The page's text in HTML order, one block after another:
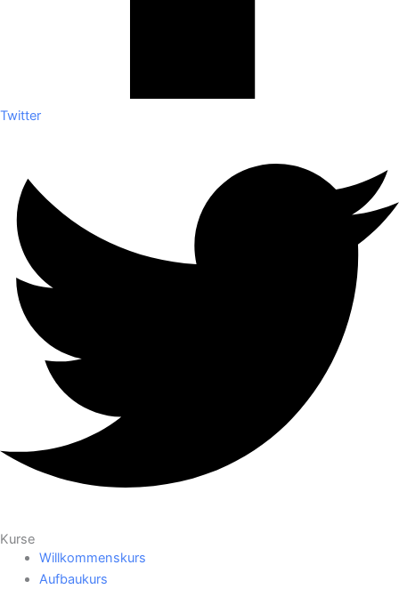
Twitter
Kurse
Willkommenskurs
Aufbaukurs